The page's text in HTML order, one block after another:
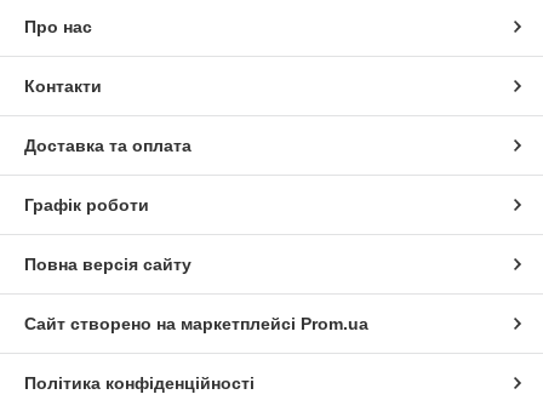
Про нас
Контакти
Доставка та оплата
Графік роботи
Повна версія сайту
Сайт створено на маркетплейсі Prom.ua
Політика конфіденційності